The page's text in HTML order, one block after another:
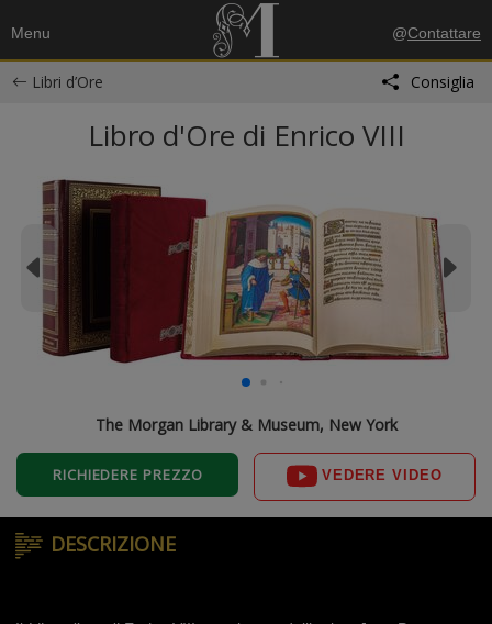
Menu @Contattare
Libri d’Ore Consiglia
Libro d'Ore di Enrico VIII
The Morgan Library & Museum, New York
RICHIEDERE PREZZO VEDERE VIDEO
DESCRIZIONE